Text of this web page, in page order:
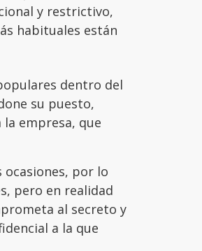
y restrictivo,
habituales están
dentro del
su puesto,
empresa, que
ocasiones, por lo
pero en realidad
al secreto y
a la que